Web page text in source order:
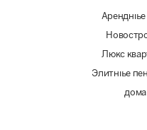
Люкс
Элитные